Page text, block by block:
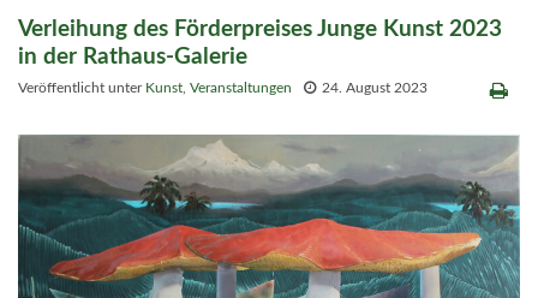
Verleihung des Förderpreises Junge Kunst 2023
in der Rathaus-Galerie
Veröffentlicht unter Kunst Veranstaltungen 24. August 2023